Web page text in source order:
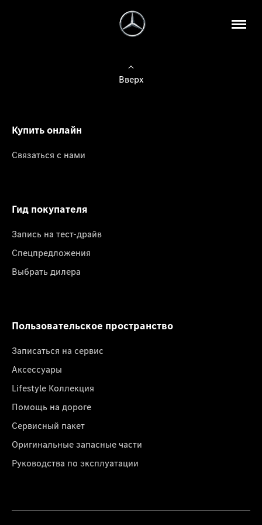
Вверх
Купить онлайн
Связаться с нами
Гид покупателя
Запись на тест-драйв
Спецпредложения
Выбрать дилера
Пользовательское пространство
Записаться на сервис
Аксессуары
Lifestyle Коллекция
Помощь на дороге
Сервисный пакет
Оригинальные запасные части
Руководства по эксплуатации